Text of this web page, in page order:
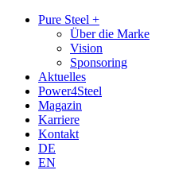
Zum
Zum
Hauptmenü
Pure Steel +
Über die Marke
Vision
Sponsoring
Aktuelles
Power4Steel
Magazin
Karriere
Kontakt
DE
EN